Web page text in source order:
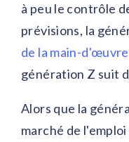
à peu le contrôle
prévisions, la
de la main-
génération Z suit
Alors que la
marché de